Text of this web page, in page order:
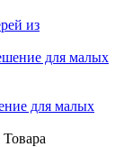
из
для малых